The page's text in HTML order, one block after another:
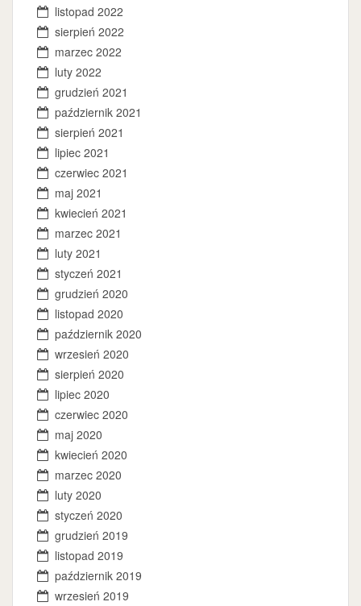
listopad 2022
sierpień 2022
marzec 2022
luty 2022
grudzień 2021
październik 2021
sierpień 2021
lipiec 2021
czerwiec 2021
maj 2021
kwiecień 2021
marzec 2021
luty 2021
styczeń 2021
grudzień 2020
listopad 2020
październik 2020
wrzesień 2020
sierpień 2020
lipiec 2020
czerwiec 2020
maj 2020
kwiecień 2020
marzec 2020
luty 2020
styczeń 2020
grudzień 2019
listopad 2019
październik 2019
wrzesień 2019